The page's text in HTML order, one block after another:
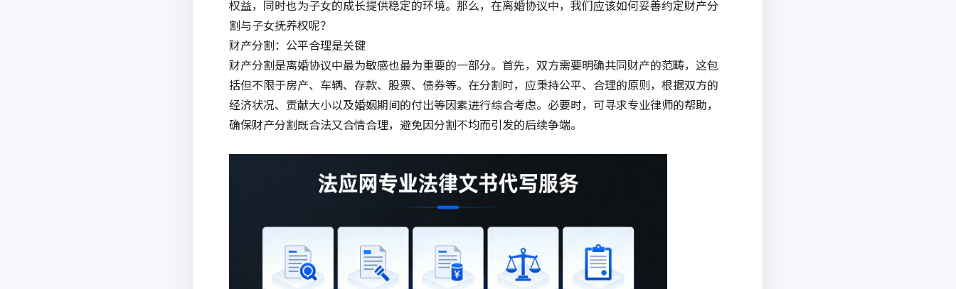
权益，同时也为子女的成长提供稳定的环境。那么，在离婚协议中，我们应该如何妥善约定财产分
割与子女抚养权呢？
财产分割：公平合理是关键
财产分割是离婚协议中最为敏感也最为重要的一部分。首先，双方需要明确共同财产的范畴，这包
括但不限于房产、车辆、存款、股票、债券等。在分割时，应秉持公平、合理的原则，根据双方的
经济状况、贡献大小以及婚姻期间的付出等因素进行综合考虑。必要时，可寻求专业律师的帮助，
确保财产分割既合法又合情合理，避免因分割不均而引发的后续争端。